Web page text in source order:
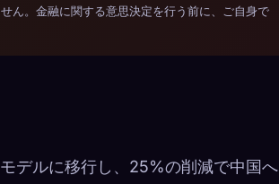
ん。金融に関する意思決定を行う前に、ご自身で
デルに移行し、25%の削減で中国へ